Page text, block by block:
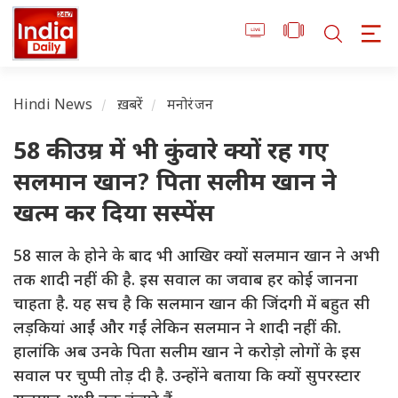
Hindi News ख़बरें मनोरंजन
58 की उम्र में भी कुंवारे क्यों रह गए
सलमान खान? पिता सलीम खान ने
खत्म कर दिया सस्पेंस
58 साल के होने के बाद भी आखिर क्यों सलमान खान ने अभी
तक शादी नहीं की है. इस सवाल का जवाब हर कोई जानना
चाहता है. यह सच है कि सलमान खान की जिंदगी में बहुत सी
लड़कियां आईं और गईं लेकिन सलमान ने शादी नहीं की.
हालांकि अब उनके पिता सलीम खान ने करोड़ो लोगों के इस
सवाल पर चुप्पी तोड़ दी है. उन्होंने बताया कि क्यों सुपरस्टार